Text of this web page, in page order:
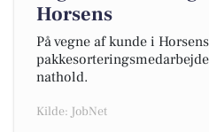
Horsens
På vegne af kunde i
nathold.
Kilde: JobNet